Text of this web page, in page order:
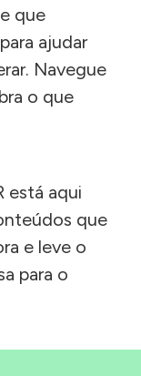
que
ajudar
Navegue
o que
está aqui
que
e leve o
para o